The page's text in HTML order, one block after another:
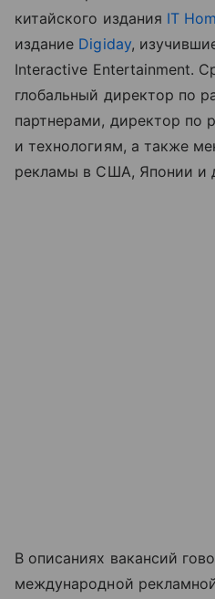
китайского издания IT
издание Digiday,
Interactive Entertainment.
глобальный директор по
партнерами, директор по
и технологиям, а также
рекламы в США, Японии и
В описаниях вакансий
международной